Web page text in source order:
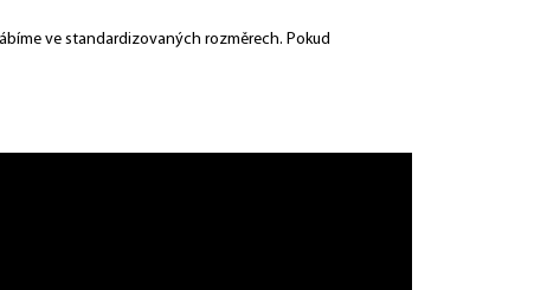
ve standardizovaných rozměrech. Pokud